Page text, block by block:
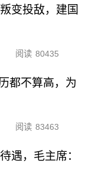
变投敌，建国
阅读 80435
都不算高，为
阅读 83463
遇，毛主席：